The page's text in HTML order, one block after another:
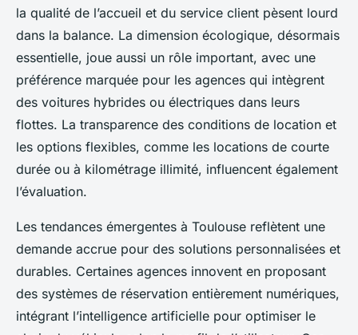
la qualité de l’accueil et du service client pèsent lourd
dans la balance. La dimension écologique, désormais
essentielle, joue aussi un rôle important, avec une
préférence marquée pour les agences qui intègrent
des voitures hybrides ou électriques dans leurs
flottes. La transparence des conditions de location et
les options flexibles, comme les locations de courte
durée ou à kilométrage illimité, influencent également
l’évaluation.
Les tendances émergentes à Toulouse reflètent une
demande accrue pour des solutions personnalisées et
durables. Certaines agences innovent en proposant
des systèmes de réservation entièrement numériques,
intégrant l’intelligence artificielle pour optimiser le